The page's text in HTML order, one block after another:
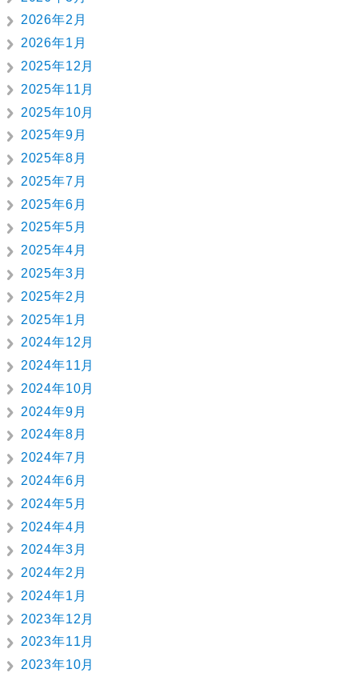
2026年2月
2026年1月
2025年12月
2025年11月
2025年10月
2025年9月
2025年8月
2025年7月
2025年6月
2025年5月
2025年4月
2025年3月
2025年2月
2025年1月
2024年12月
2024年11月
2024年10月
2024年9月
2024年8月
2024年7月
2024年6月
2024年5月
2024年4月
2024年3月
2024年2月
2024年1月
2023年12月
2023年11月
2023年10月